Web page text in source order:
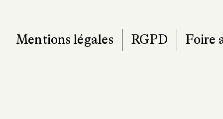
Mentions légales RGPD Foire